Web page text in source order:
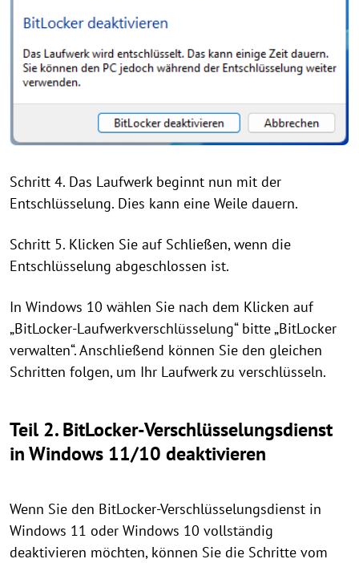
Schritt 4. Das Laufwerk beginnt nun mit der
Entschlüsselung. Dies kann eine Weile dauern.
Schritt 5. Klicken Sie auf Schließen, wenn die
Entschlüsselung abgeschlossen ist.
In Windows 10 wählen Sie nach dem Klicken auf
„BitLocker-Laufwerkverschlüsselung“ bitte „BitLocker
verwalten“. Anschließend können Sie den gleichen
Schritten folgen, um Ihr Laufwerk zu verschlüsseln.
Teil 2. BitLocker-Verschlüsselungsdienst
in Windows 11/10 deaktivieren
Wenn Sie den BitLocker-Verschlüsselungsdienst in
Windows 11 oder Windows 10 vollständig
deaktivieren möchten, können Sie die Schritte vom